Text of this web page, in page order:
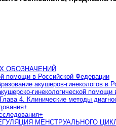
ОБОЗНАЧЕНИЙ
помощи в Российской Федерации
акушеров-гинекологов в
гинекологической
4. Клинические методы
+
+
МЕНСТРУАЛЬНОГО